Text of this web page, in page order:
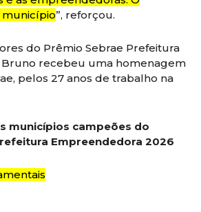
”, reforçou.
do Prêmio Sebrae Prefeitura
recebeu uma homenagem
pelos 27 anos de trabalho na
municípios campeões do
Empreendedora 2026